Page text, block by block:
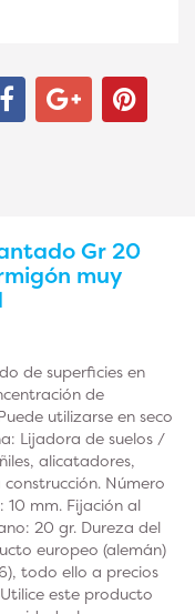
Gr 20
muy
de superficies en
de
utilizarse en seco
Lijadora de suelos /
alicatadores,
Número
10 mm. Fijación al
20 gr. Dureza del
europeo (alemán)
todo ello a precios
este producto